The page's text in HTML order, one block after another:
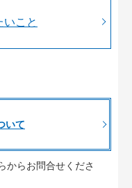
いこと
いて
からお問合せくださ